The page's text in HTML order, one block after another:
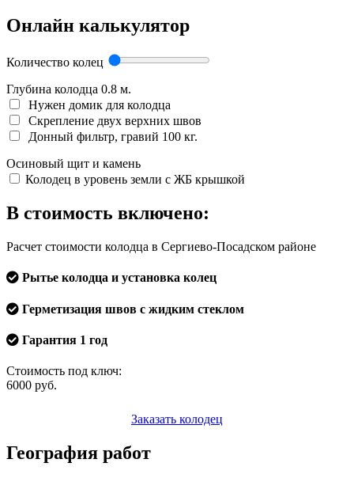
Онлайн калькулятор
Количество колец
Глубина колодца 0.8 м.
Нужен домик для колодца
Скрепление двух верхних швов
Донный фильтр, гравий 100 кг.
Осиновый щит и камень
Колодец в уровень земли с ЖБ крышкой
В стоимость включено:
Расчет стоимости колодца в Сергиево-Посадском районе
Рытье колодца и установка колец
Герметизация швов с жидким стеклом
Гарантия 1 год
Стоимость под ключ:
6000 руб.
Заказать колодец
География работ